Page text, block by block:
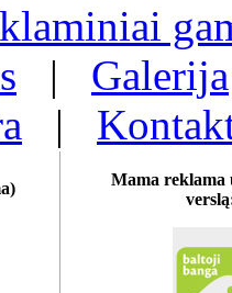
| Galerija
|
Mama reklama